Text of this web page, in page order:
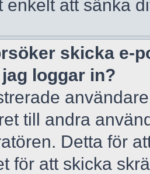
enkelt att sänka
skicka e-
loggar in?
till andra
Detta för
för att skicka